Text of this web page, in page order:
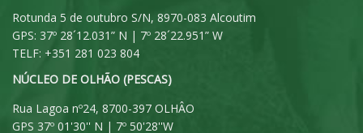
Rotunda 5 de outubro S/N, 8970-083 Alcoutim
GPS: 37º 28´12.031” N | 7º 28´22.951” W
TELF: +351 281 023 804
NÚCLEO DE OLHÃO (PESCAS)
Rua Lagoa nº24, 8700-397 OLHÂO
GPS 37º 01'30'' N | 7º 50'28''W